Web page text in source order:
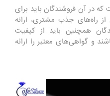
که در آن فروشندگان باید برای
راه‌های جذب مشتری، ارائه
همچنین باید از کیفیت
و گواهی‌های معتبر را ارائه